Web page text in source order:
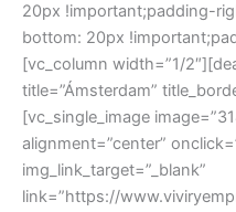
20px !important;padding-
bottom: 20px
[vc_column width=”1/
title=”Ámsterdam”
[vc_single_image
alignment=”center”
img_link_target=”_blank”
link=”https://